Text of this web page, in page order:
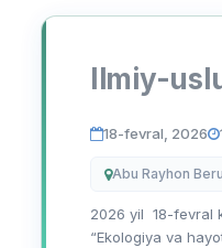
Ilmiy-
18-fevral, 2026
Abu Rayhon
2026 yil 18-fevral
“Ekologiya va